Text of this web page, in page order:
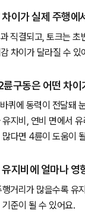
이가 실제 주행에
직결되고, 토크는 초
차이가 달라질 수 있
구동은 어떤 차이
퀴에 동력이 전달돼
지비, 연비 면에서
많다면 4륜이 도움이
지비에 얼마나 영
거리가 많을수록 유
준이 될 수 있어요.